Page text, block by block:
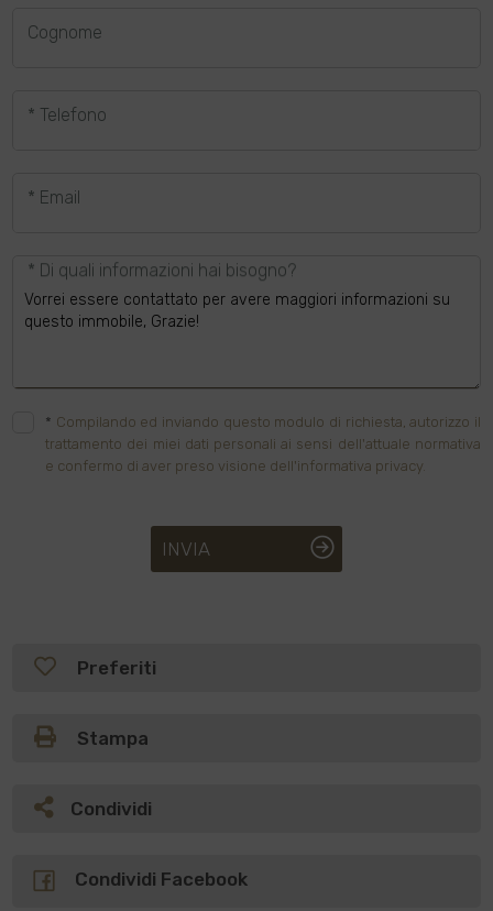
Cognome
* Telefono
* Email
* Di quali informazioni hai bisogno?
* Compilando ed inviando questo modulo di richiesta, autorizzo il
trattamento dei miei dati personali ai sensi dell'attuale normativa
e confermo di aver preso visione dell'informativa privacy.
INVIA
Preferiti
Stampa
Condividi
Condividi Facebook